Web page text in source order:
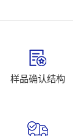
样品确认结构